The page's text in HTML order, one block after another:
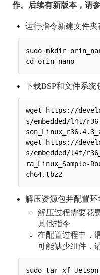
作。后续有新版本，请
运行指令新建文件夹
sudo mkdir
下载BSP和文件系统
wget https://
s/embedded/l4t/
wget https://
s/embedded/l4t/
ra_Linux_Sample-
解压资源包并配置环
解压过程需要花
其他指令
在配置过程中，
可能缺少组件，
sudo tar xf